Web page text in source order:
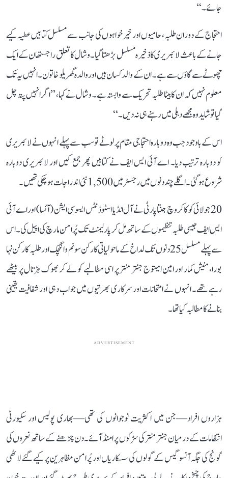
جائے۔‘‘
احتجاج کے دوران طلبہ، حامیوں اور خیرخواہوں کی جانب سے مسلسل کتابیں عطیہ کیے
جانے کے باعث لائبریری کا ذخیرہ مسلسل بڑھتا گیا۔ وشال کا تعلق راجستھان کے ایک
چھوٹے سے گاؤں سے ہے۔ ان کے والد کسان ہیں اور والدہ گھریلو خاتون۔ انہیں یہ تک
معلوم نہیں کہ ان کا بیٹا طلبہ تحریک سے وابستہ ہے۔ وشال نے کہا، ’’اگر انہیں پتہ چل
گیا تو شاید وہ مجھے دہلی میں رہنے ہی نہ دیں۔‘‘
اس کے باوجود جب وہ دوبارہ احتجاجی مقام پر لوٹے تو سب سے پہلے انہوں نے لائبریری
کو دوبارہ ترتیب دیا۔ اے آئی ایس ایف نے کتابیں پھر جمع کیں اور لائبریری دوبارہ
شروع ہو گئی۔ اگلے چند دنوں میں رجسٹر میں 1,500 نئی اندراجات ہو چکی تھیں۔
20 جولائی کو کاکروچ جنتا پارٹی نے آل انڈیا اسٹوڈنٹس ایسوسی ایشن (آئسا) اور اے آئی
ایس ایف جیسی طلبہ تنظیموں کے ساتھ مل کر پارلیمنٹ تک پُرامن مارچ کی اپیل کی۔ اس
سے پہلے مسلسل 25 دنوں تک لداخ کے ماحولیاتی کارکن سونم وانگچک اور طلبہ کارکن نہا
بورا، منیش کمار اور امین امیتوج جنتر منتر پر اسی مطالبے کو لے کر بھوک ہڑتال پر بیٹھے
رہے تھے۔ انہوں نے امتحانات اور سرکاری بھرتیوں میں جواب دہی اور شفافیت یقینی
بنانے کا مطالبہ کیا تھا۔
ADVERTISEMENT
ہزاروں افراد—جن میں اکثریت نوجوانوں کی تھی—بھاری پولیس اور سکیورٹی
انتظامات کے درمیان جنتر منتر کی سڑکوں پر امنڈ آئے۔ دن چڑھنے کے ساتھ نعروں کی
گونج کی جگہ آنسو گیس کے گولوں کی سسکاریاں اور پُرامن مظاہرین پر کیے گئے لاٹھی